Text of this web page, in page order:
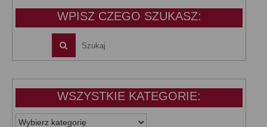
WPISZ CZEGO SZUKASZ:
WSZYSTKIE KATEGORIE:
WSZYSTKIE